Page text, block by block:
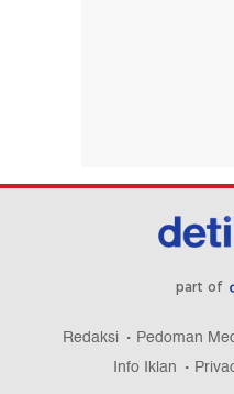
part of
Redaksi Pedoman
Info Iklan